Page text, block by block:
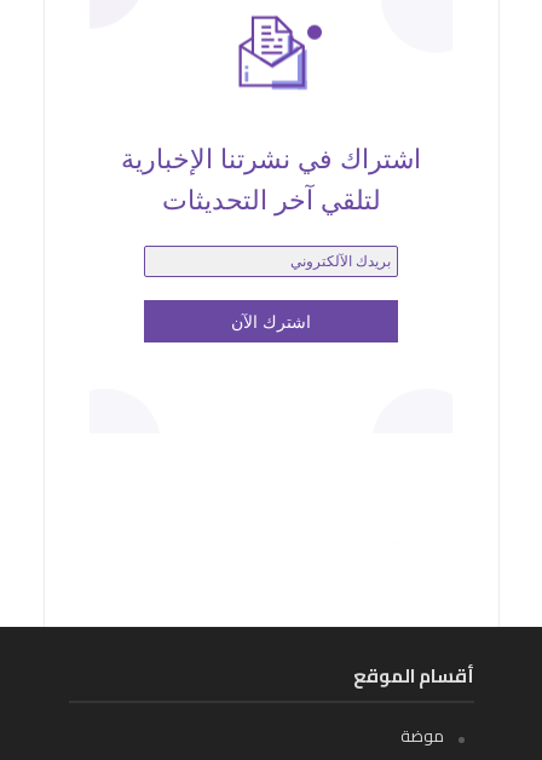
اشتراك في نشرتنا الإخبارية
لتلقي آخر التحديثات
أقسام الموقع
موضة